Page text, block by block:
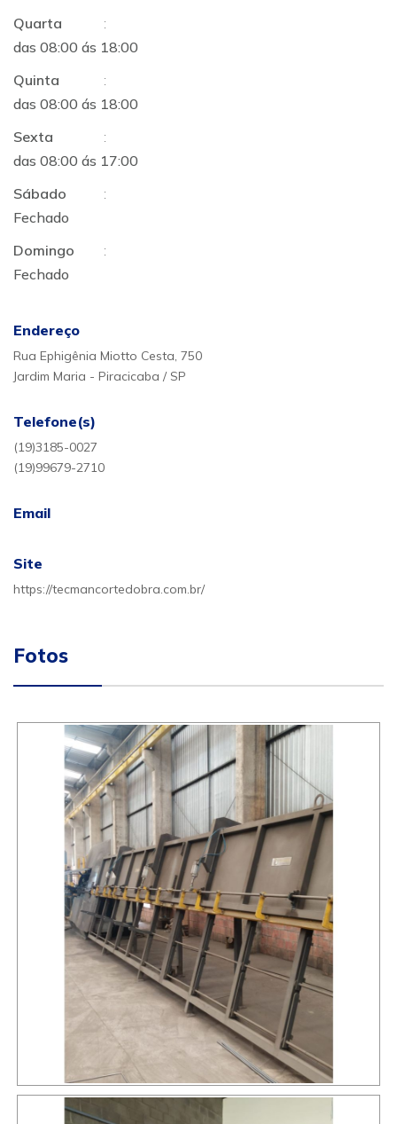
Quarta
:
das 08:00 ás 18:00
Quinta
:
das 08:00 ás 18:00
Sexta
:
das 08:00 ás 17:00
Sábado
:
Fechado
Domingo
:
Fechado
Endereço
Rua Ephigênia Miotto Cesta, 750
Jardim Maria - Piracicaba / SP
Telefone(s)
(19)3185-0027
(19)99679-2710
Email
Site
https://tecmancortedobra.com.br/
Fotos